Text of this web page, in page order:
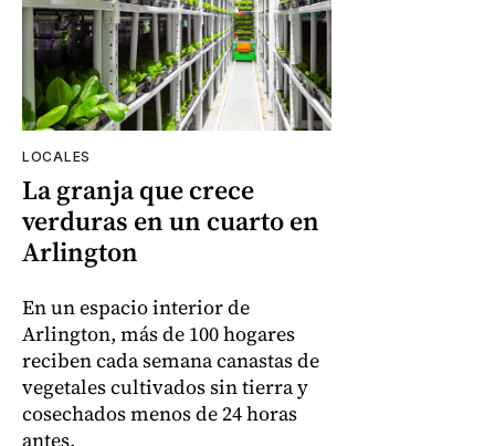
LOCALES
La granja que crece
verduras en un cuarto en
Arlington
En un espacio interior de
Arlington, más de 100 hogares
reciben cada semana canastas de
vegetales cultivados sin tierra y
cosechados menos de 24 horas
antes.